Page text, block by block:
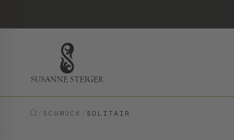
SCHMUCK SOLITAIR